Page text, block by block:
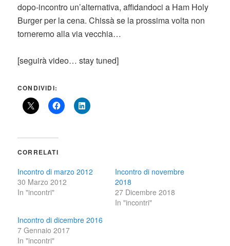
dopo-incontro un’alternativa, affidandoci a Ham Holy
Burger per la cena. Chissà se la prossima volta non
torneremo alla via vecchia…
[seguirà video… stay tuned]
CONDIVIDI:
CORRELATI
Incontro di marzo 2012
30 Marzo 2012
In "incontri"
Incontro di novembre
2018
27 Dicembre 2018
In "incontri"
Incontro di dicembre 2016
7 Gennaio 2017
In "incontri"